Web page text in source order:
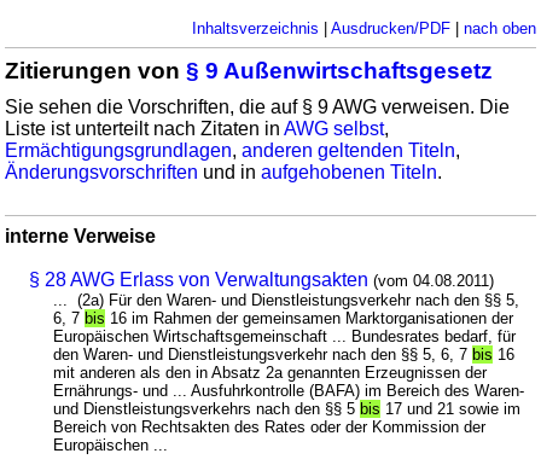
Inhaltsverzeichnis Ausdrucken/PDF| nach oben
Zitierungen von§ 9 Außenwirtschaftsgesetz
Sie sehen die Vorschriften, die auf § 9 AWG verweisen. Die
Liste ist unterteilt nach Zitaten inAWG selbst,
Ermächtigungsgrundlagen,anderen geltenden Titeln,
Änderungsvorschriften und inaufgehobenen Titeln.
interne Verweise
§ 28 AWG Erlass von Verwaltungsakten (vom 04.08.2011)
... (2a) Für den Waren- und Dienstleistungsverkehr nach den §§ 5,
6, 7 bis 16 im Rahmen der gemeinsamen Marktorganisationen der
Europäischen Wirtschaftsgemeinschaft ... Bundesrates bedarf, für
den Waren- und Dienstleistungsverkehr nach den §§ 5, 6, 7 bis 16
mit anderen als den in Absatz 2a genannten Erzeugnissen der
Ernährungs- und ... Ausfuhrkontrolle (BAFA) im Bereich des Waren-
und Dienstleistungsverkehrs nach den §§ 5 bis 17 und 21 sowie im
Bereich von Rechtsakten des Rates oder der Kommission der
Europäischen ...